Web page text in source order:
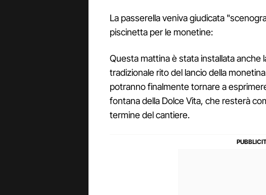
La passerella veniva giudicata
piscinetta per le monetine:
Questa mattina è stata installata anche
tradizionale rito del lancio della
potranno finalmente tornare a
fontana della Dolce Vita, che resterà
termine del cantiere.